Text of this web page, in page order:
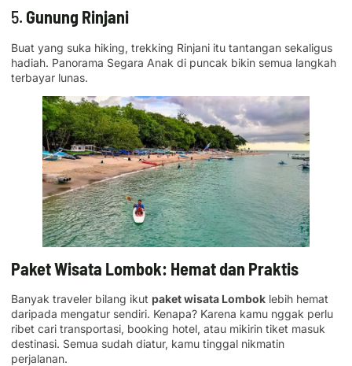
5. Gunung Rinjani
Buat yang suka hiking, trekking Rinjani itu tantangan sekaligus
hadiah. Panorama Segara Anak di puncak bikin semua langkah
terbayar lunas.
Paket Wisata Lombok: Hemat dan Praktis
Banyak traveler bilang ikut paket wisata Lombok lebih hemat
daripada mengatur sendiri. Kenapa? Karena kamu nggak perlu
ribet cari transportasi, booking hotel, atau mikirin tiket masuk
destinasi. Semua sudah diatur, kamu tinggal nikmatin
perjalanan.